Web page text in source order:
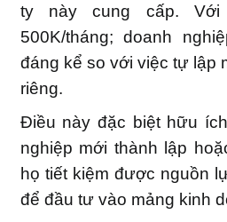
ty này cung cấp.
500K/tháng; doanh
đáng kể so với việc tự lập
riêng.
Điều này đặc biệt hữu
nghiệp mới thành lập
họ tiết kiệm được nguồn
để đầu tư vào mảng kinh